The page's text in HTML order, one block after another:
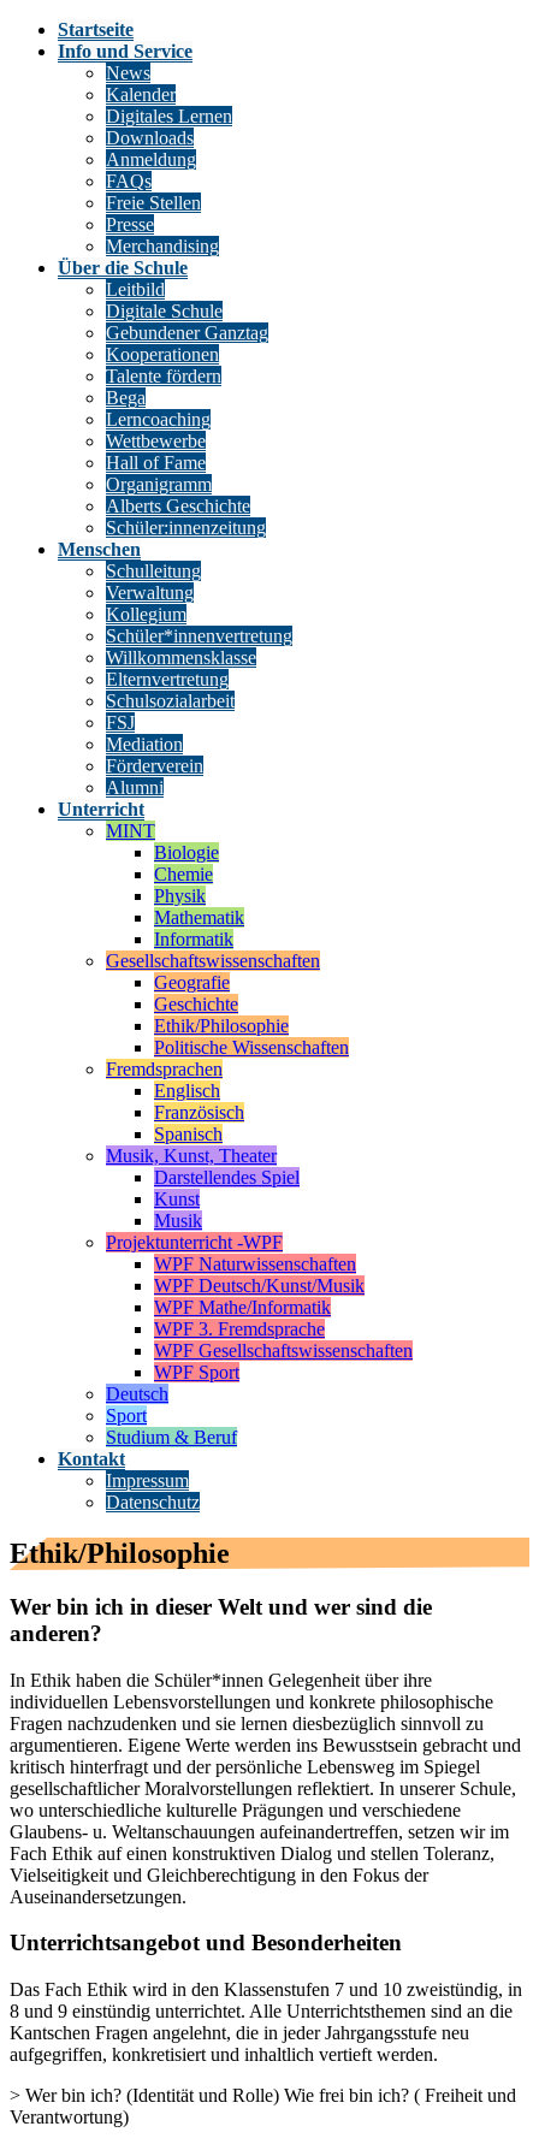
Startseite
Info und Service
News
Kalender
Digitales Lernen
Downloads
Anmeldung
FAQs
Freie Stellen
Presse
Merchandising
Über die Schule
Leitbild
Digitale Schule
Gebundener Ganztag
Kooperationen
Talente fördern
Bega
Lerncoaching
Wettbewerbe
Hall of Fame
Organigramm
Alberts Geschichte
Schüler:innenzeitung
Menschen
Schulleitung
Verwaltung
Kollegium
Schüler*innenvertretung
Willkommensklasse
Elternvertretung
Schulsozialarbeit
FSJ
Mediation
Förderverein
Alumni
Unterricht
MINT
Biologie
Chemie
Physik
Mathematik
Informatik
Gesellschaftswissenschaften
Geografie
Geschichte
Ethik/Philosophie
Politische Wissenschaften
Fremdsprachen
Englisch
Französisch
Spanisch
Musik, Kunst, Theater
Darstellendes Spiel
Kunst
Musik
Projektunterricht -WPF
WPF Naturwissenschaften
WPF Deutsch/Kunst/Musik
WPF Mathe/Informatik
WPF 3. Fremdsprache
WPF Gesellschaftswissenschaften
WPF Sport
Deutsch
Sport
Studium & Beruf
Kontakt
Impressum
Datenschutz
Ethik/Philosophie
Wer bin ich in dieser Welt und wer sind die
anderen?
In Ethik haben die Schüler*innen Gelegenheit über ihre
individuellen Lebensvorstellungen und konkrete philosophische
Fragen nachzudenken und sie lernen diesbezüglich sinnvoll zu
argumentieren. Eigene Werte werden ins Bewusstsein gebracht und
kritisch hinterfragt und der persönliche Lebensweg im Spiegel
gesellschaftlicher Moralvorstellungen reflektiert. In unserer Schule,
wo unterschiedliche kulturelle Prägungen und verschiedene
Glaubens- u. Weltanschauungen aufeinandertreffen, setzen wir im
Fach Ethik auf einen konstruktiven Dialog und stellen Toleranz,
Vielseitigkeit und Gleichberechtigung in den Fokus der
Auseinandersetzungen.
Unterrichtsangebot und Besonderheiten
Das Fach Ethik wird in den Klassenstufen 7 und 10 zweistündig, in
8 und 9 einstündig unterrichtet. Alle Unterrichtsthemen sind an die
Kantschen Fragen angelehnt, die in jeder Jahrgangsstufe neu
aufgegriffen, konkretisiert und inhaltlich vertieft werden.
> Wer bin ich? (Identität und Rolle) Wie frei bin ich? ( Freiheit und
Verantwortung)